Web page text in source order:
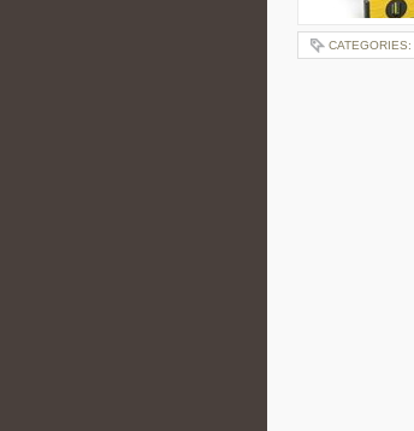
CATEGORIES: